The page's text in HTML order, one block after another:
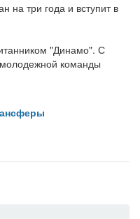
на три года и вступит в
"Динамо". С
команды